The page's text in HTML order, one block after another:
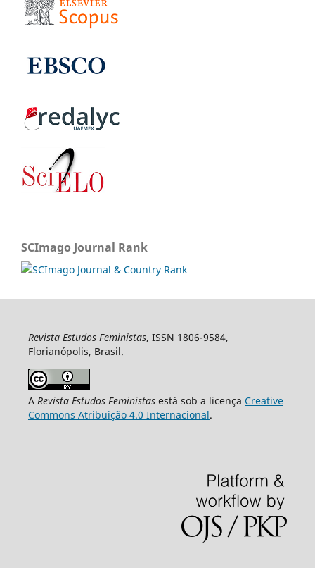
SCImago Journal Rank
Revista Estudos Feministas, ISSN 1806-9584,
Florianópolis, Brasil.
A Revista Estudos Feministasestá sob a licença Creative
Commons Atribuição 4.0 Internacional.